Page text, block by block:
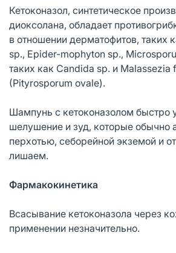
Кетоконазол, синтетическое
диоксолана, обладает
в отношении дерматофитов, таких
sp., Epider-mophyton sp.,
таких как Candida sp. и Malassezia
(Pityrosporum ovale).
Шампунь с кетоконазолом быстро
шелушение и зуд, которые обычно
перхотью, себорейной экземой и
лишаем.
Фармакокинетика
Всасывание кетоконазола через
применении незначительно.